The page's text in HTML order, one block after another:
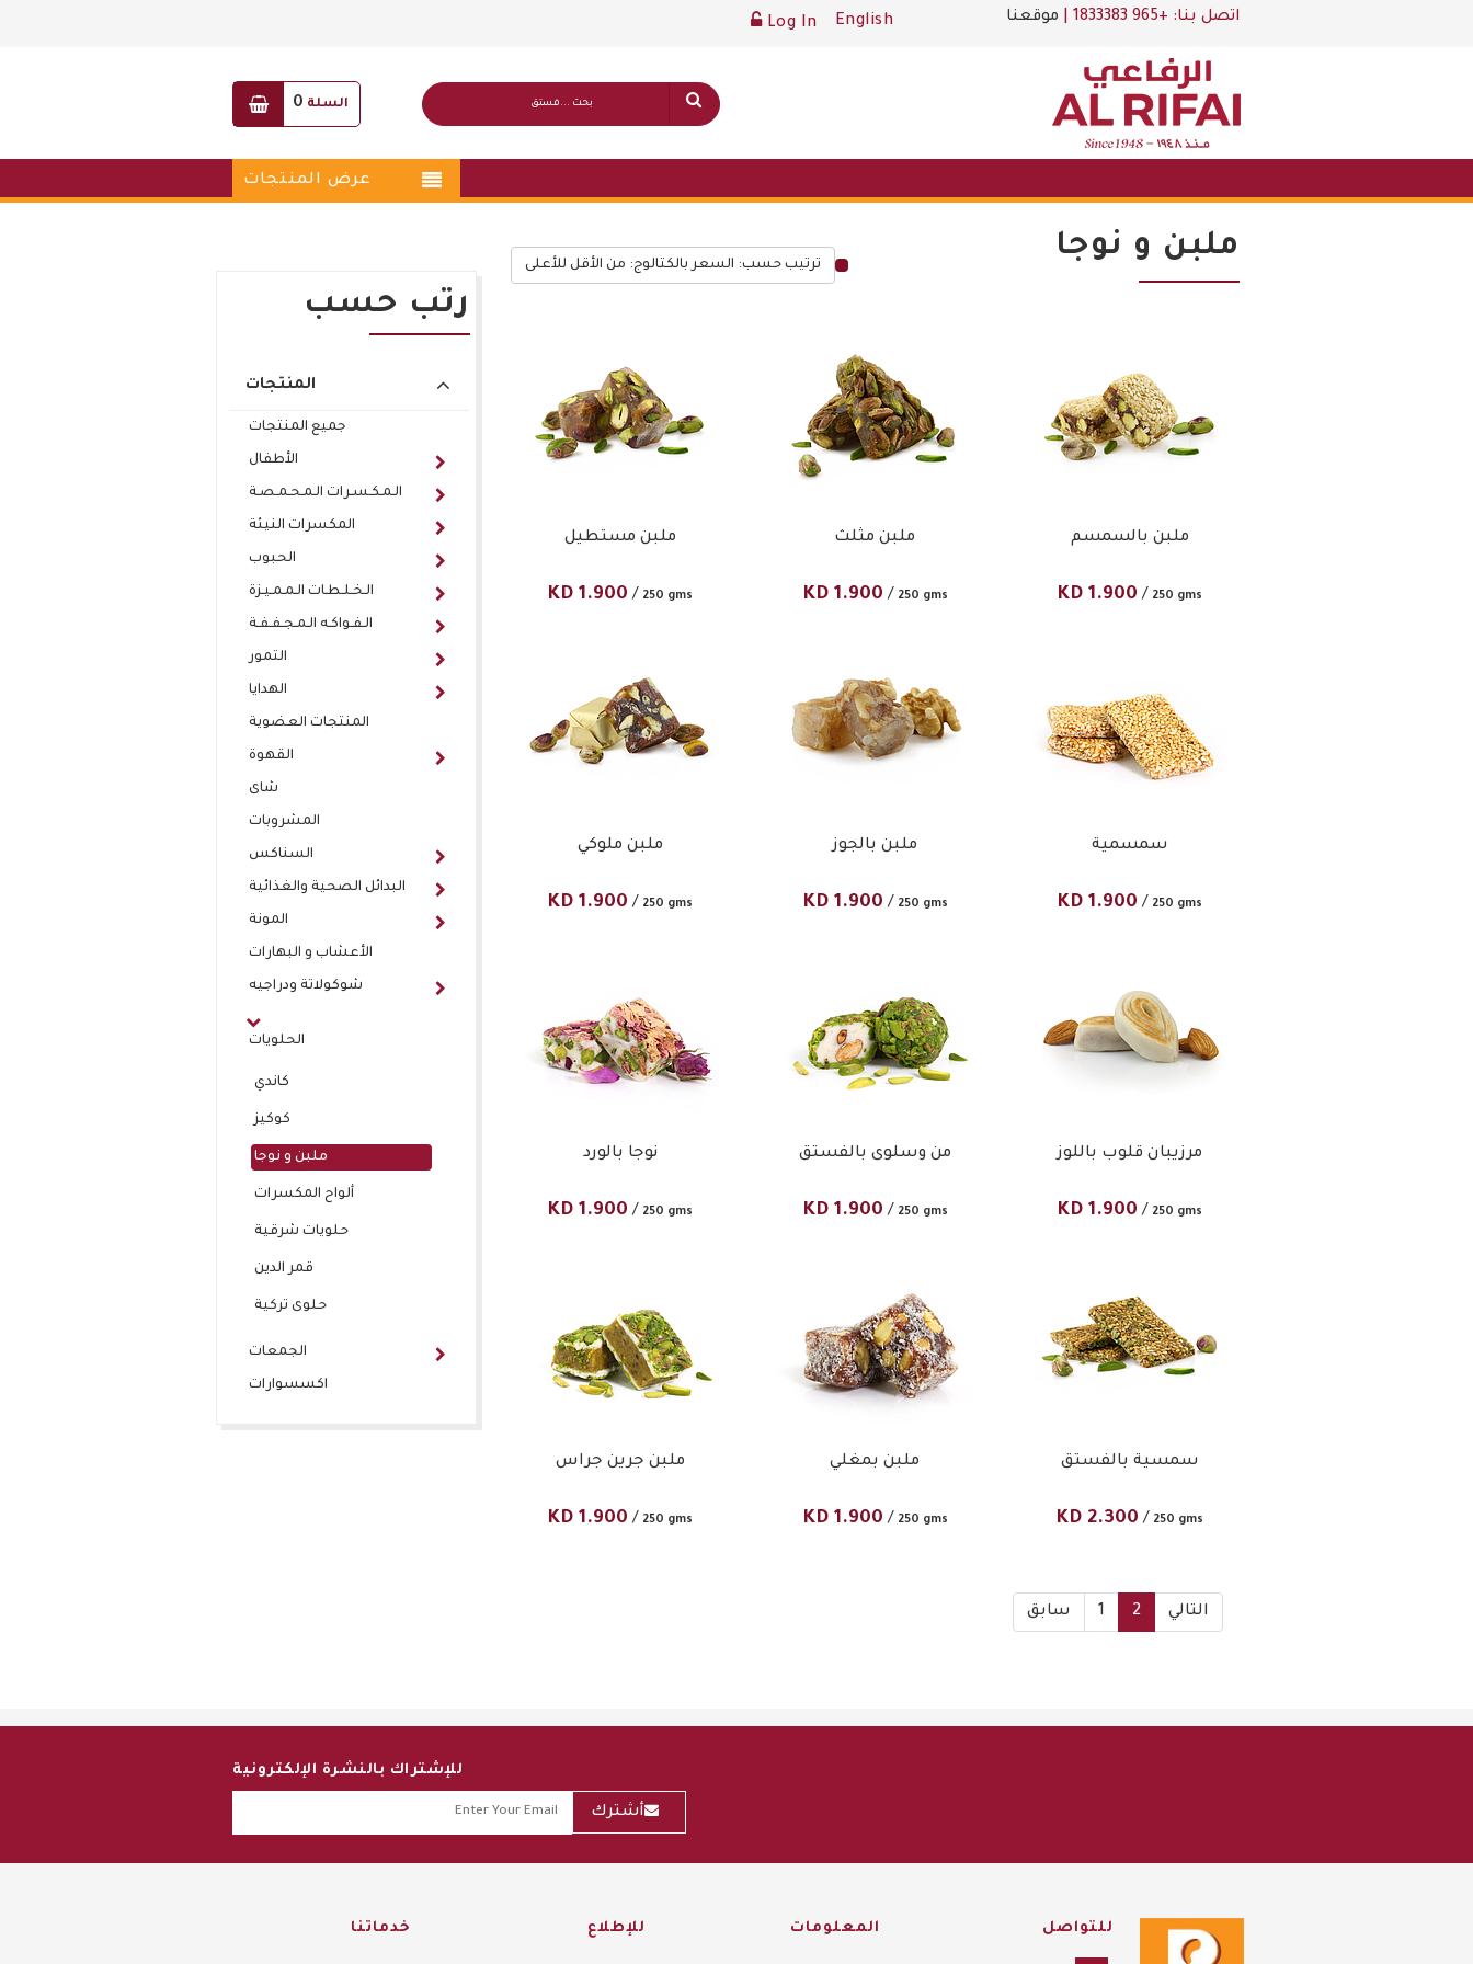
اتصل بنا: +965 1833383 موقعنا Log In English
السلة 0
عرض المنتجات
رتب حسب
المنتجات
جميع المنتجات
الأطفال
الـمـكـسـرات الـمـحـمـصـة
المكسرات النيئة
الحبوب
الـخـلـطـات الـمـمـيـزة
الـفـواكـه الـمـجـفـفـة
التمور
الهدايا
المنتجات العضوية
القهوة
شاى
المشروبات
السناكس
البدائل الصحية والغذائية
المونة
الأعشاب و البهارات
شوكولاتة ودراجيه
الحلويات
كاندي
كوكيز
ملبن و نوجا
ألواح المكسرات
حلويات شرقية
قمر الدين
حلوى تركية
الجمعات
اكسسوارات
ملبن و نوجا ترتيب حسب: السعر بالكتالوج: من الأقل للأعلى
ملبن مستطيل
KD1.900 / 250 gms
ملبن مثلث
KD 1.900 / 250 gms
ملبن بالسمسم
KD1.900 / 250 gms
ملبن ملوكي
KD1.900 / 250 gms
ملبن بالجوز
KD 1.900 / 250 gms
سمسمية
KD1.900 / 250 gms
نوجا بالورد
KD1.900 / 250 gms
من وسلوى بالفستق
KD 1.900 / 250 gms
مرزيبان قلوب باللوز
KD1.900 / 250 gms
ملبن جرين جراس
KD1.900 / 250 gms
ملبن بمغلي
KD 1.900 / 250 gms
سمسية بالفستق
KD 2.300 / 250 gms
سابق 1 2 التالي
للإشتراك بالنشرة الإلكترونية
أشترك
للتواصل المعلومات للإطلاع خدماتنا